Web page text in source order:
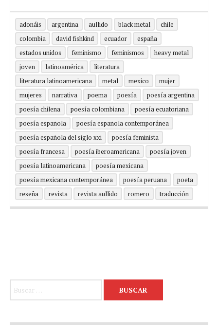
adonáis argentina aullido black metal
chile
colombia
david fishkind ecuador
españa
estados unidos
feminismo feminismos
heavy metal
joven
latinoamérica
literatura
literatura latinoamericana
metal mexico
mujer
mujeres
narrativa poema poesía
poesía argentina
poesía chilena
poesía colombiana
poesía ecuatoriana
poesía española
poesía española contemporánea
poesía española del siglo xxi
poesía feminista
poesía francesa
poesía iberoamericana
poesía joven
poesía latinoamericana
poesía mexicana
poesía mexicana contemporánea
poesía peruana
poeta
reseña
revista revista aullido romero traducción